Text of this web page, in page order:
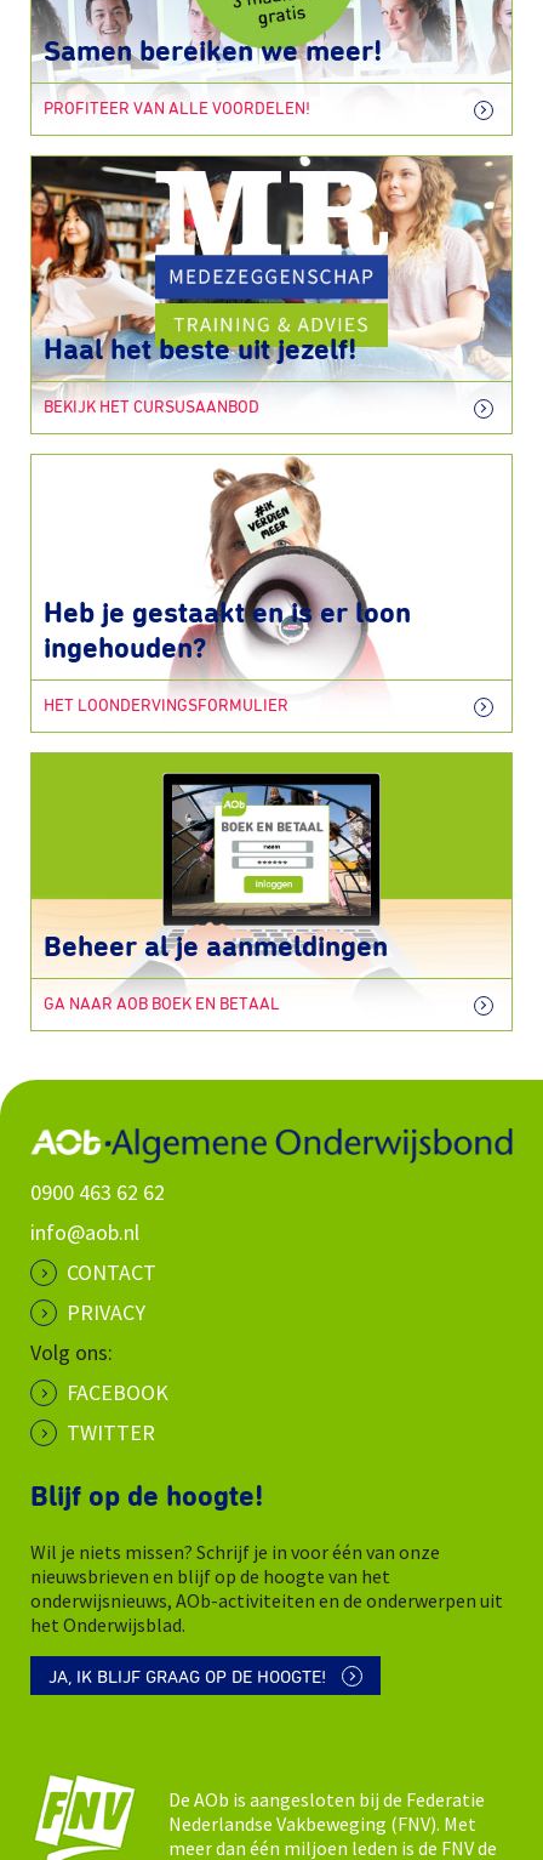
Samen bereiken we meer!
PROFITEER VAN ALLE VOORDELEN!
Haal het beste uit jezelf!
BEKIJK HET CURSUSAANBOD
Heb je gestaakt en is er loon
ingehouden?
HET LOONDERVINGSFORMULIER
Beheer al je aanmeldingen
GA NAAR AOB BOEK EN BETAAL
0900 463 62 62
info@aob.nl
CONTACT
PRIVACY
Volg ons:
FACEBOOK
TWITTER
Blijf op de hoogte!
Wil je niets missen? Schrijf je in voor één van onze
nieuwsbrieven en blijf op de hoogte van het
onderwijsnieuws, AOb-activiteiten en de onderwerpen uit
het Onderwijsblad.
JA, IK BLIJF GRAAG OP DE HOOGTE!
De AOb is aangesloten bij de Federatie
Nederlandse Vakbeweging (FNV). Met
meer dan één miljoen leden is de FNV de